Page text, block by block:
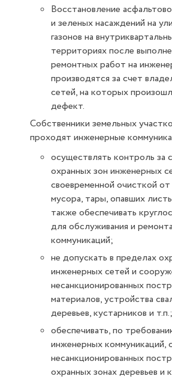
Восстановление
и зеленых насаждений на
газонов на
территориях после
ремонтных работ на
производятся за счет
сетей, на которых
дефект.
Собственники земельных
проходят инженерные
осуществлять контроль за
охранных зон инженерных
своевременной очисткой
мусора, тары, опавших
также обеспечивать
для обслуживания и
коммуникаций;
не допускать в пределах
инженерных сетей и
несанкционированных
материалов, устройства
деревьев, кустарников и т.п.;
обеспечивать, по
инженерных коммуникаций,
несанкционированных
охранных зонах деревьев и